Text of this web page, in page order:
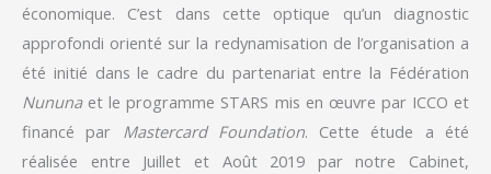
économique. C’est dans cette optique qu’un diagnostic
approfondi orienté sur la redynamisation de l’organisation a
été initié dans le cadre du partenariat entre la Fédération
Nununaet le programme STARS mis en œuvre par ICCO et
financé par Mastercard Foundation. Cette étude a été
réalisée entre Juillet et Août 2019 par notre Cabinet,